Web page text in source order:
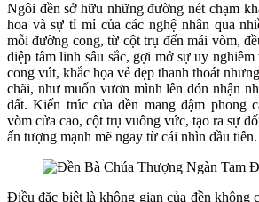
Ngôi đền sở hữu những đường nét chạm
hoa và sự tỉ mỉ của các nghệ nhân qua
mỗi đường cong, từ cột trụ đến mái vòm,
điệp tâm linh sâu sắc, gợi mở sự uy
cong vút, khắc họa vẻ đẹp thanh thoát
chãi, như muốn vươn mình lên đón nhận
đất. Kiến trúc của đền mang đậm phong
vòm cửa cao, cột trụ vuông vức, tạo ra sự
ấn tượng mạnh mẽ ngay từ cái nhìn đầu tiên.
Điều đặc biệt là không gian của đền không